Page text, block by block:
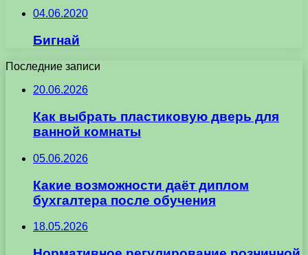
04.06.2020
Бигнай
Последние записи
20.06.2026
Как выбрать пластиковую дверь для
ванной комнаты
05.06.2026
Какие возможности даёт диплом
бухгалтера после обучения
18.05.2026